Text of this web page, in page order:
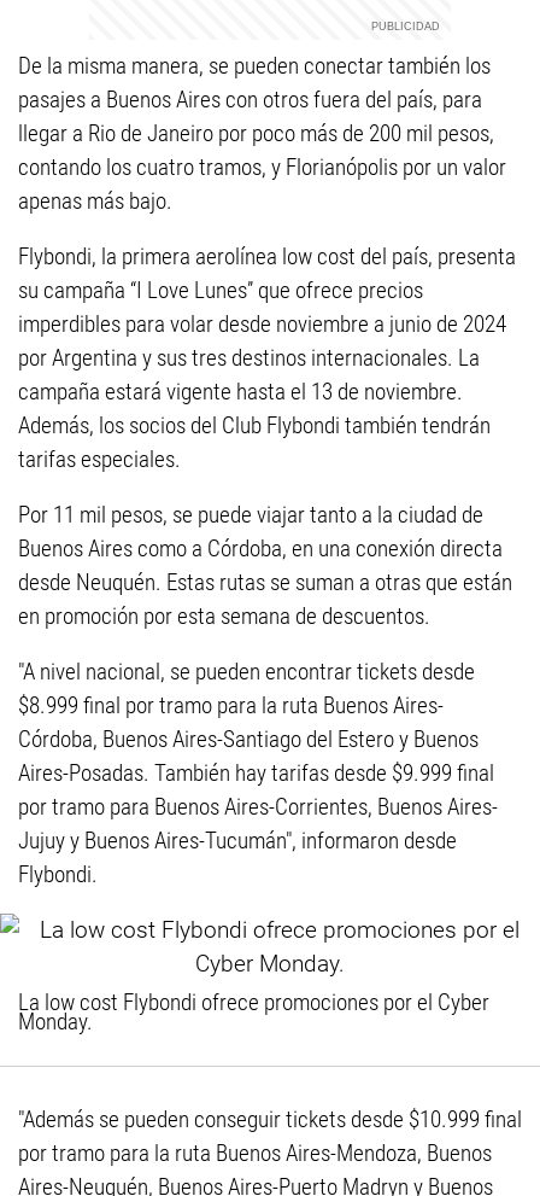
De la misma manera, se pueden conectar también los
pasajes a Buenos Aires con otros fuera del país, para
llegar a Rio de Janeiro por poco más de 200 mil pesos,
contando los cuatro tramos, y Florianópolis por un valor
apenas más bajo.
Flybondi, la primera aerolínea low cost del país, presenta
su campaña “I Love Lunes” que ofrece precios
imperdibles para volar desde noviembre a junio de 2024
por Argentina y sus tres destinos internacionales. La
campaña estará vigente hasta el 13 de noviembre.
Además, los socios del Club Flybondi también tendrán
tarifas especiales.
Por 11 mil pesos, se puede viajar tanto a la ciudad de
Buenos Aires como a Córdoba, en una conexión directa
desde Neuquén. Estas rutas se suman a otras que están
en promoción por esta semana de descuentos.
"A nivel nacional, se pueden encontrar tickets desde
$8.999 final por tramo para la ruta Buenos Aires-
Córdoba, Buenos Aires-Santiago del Estero y Buenos
Aires-Posadas. También hay tarifas desde $9.999 final
por tramo para Buenos Aires-Corrientes, Buenos Aires-
Jujuy y Buenos Aires-Tucumán", informaron desde
Flybondi.
La low cost Flybondi ofrece promociones por el Cyber
Monday.
"Además se pueden conseguir tickets desde $10.999 final
por tramo para la ruta Buenos Aires-Mendoza, Buenos
Aires-Neuquén, Buenos Aires-Puerto Madryn y Buenos